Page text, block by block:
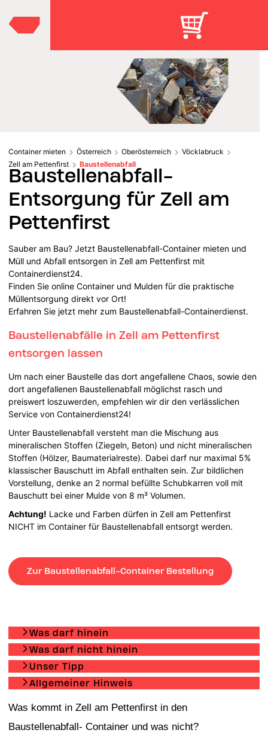
Container mieten Österreich Oberösterreich
Vöcklabruck
Zell am Pettenfirst
Baustellenabfall
Baustellenabfall-
Entsorgung für Zell am
Pettenfirst
Sauber am Bau? Jetzt Baustellenabfall-Container mieten und
Müll und Abfall entsorgen in Zell am Pettenfirst mit
Containerdienst24.
Finden Sie online Container und Mulden für die praktische
Müllentsorgung direkt vor Ort!
Erfahren Sie jetzt mehr zum Baustellenabfall-Containerdienst.
Baustellenabfälle in Zell am Pettenfirst
entsorgen lassen
Um nach einer Baustelle das dort angefallene Chaos, sowie den
dort angefallenen Baustellenabfall möglichst rasch und
preiswert loszuwerden, empfehlen wir dir den verlässlichen
Service von Containerdienst24!
Unter Baustellenabfall versteht man die Mischung aus
mineralischen Stoffen (Ziegeln, Beton) und nicht mineralischen
Stoffen (Hölzer, Baumaterialreste). Dabei darf nur maximal 5%
klassischer Bauschutt im Abfall enthalten sein. Zur bildlichen
Vorstellung, denke an 2 normal befüllte Schubkarren voll mit
Bauschutt bei einer Mulde von 8 m³ Volumen.
Achtung! Lacke und Farben dürfen in Zell am Pettenfirst
NICHT im Container für Baustellenabfall entsorgt werden.
Zur Baustellenabfall-Container Bestellung
Was darf hinein
Was darf nicht hinein
Unser Tipp
Allgemeiner Hinweis
Was kommt in Zell am Pettenfirst in den
Baustellenabfall- Container und was nicht?